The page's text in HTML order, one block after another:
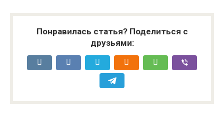
Понравилась статья? Поделиться с
друзьями: